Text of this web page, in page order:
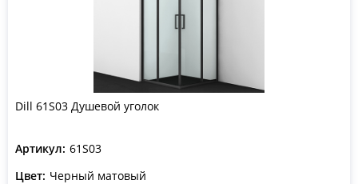
Dill 61S03 Душевой уголок
Артикул: 61S03
Цвет: Черный матовый